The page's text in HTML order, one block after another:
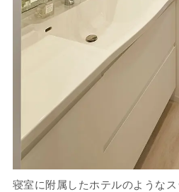
寝室に附属したホテルのような